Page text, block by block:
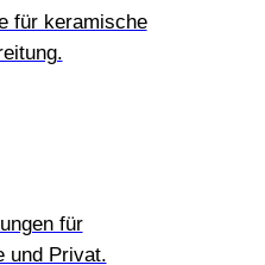
für keramische
für
und Privat.